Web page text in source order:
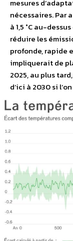
mesures
nécessaires. Par
à 1,5 °C au-
réduire les
profonde, rapide
impliquerait de
2025, au plus
d’ici à 2030 si